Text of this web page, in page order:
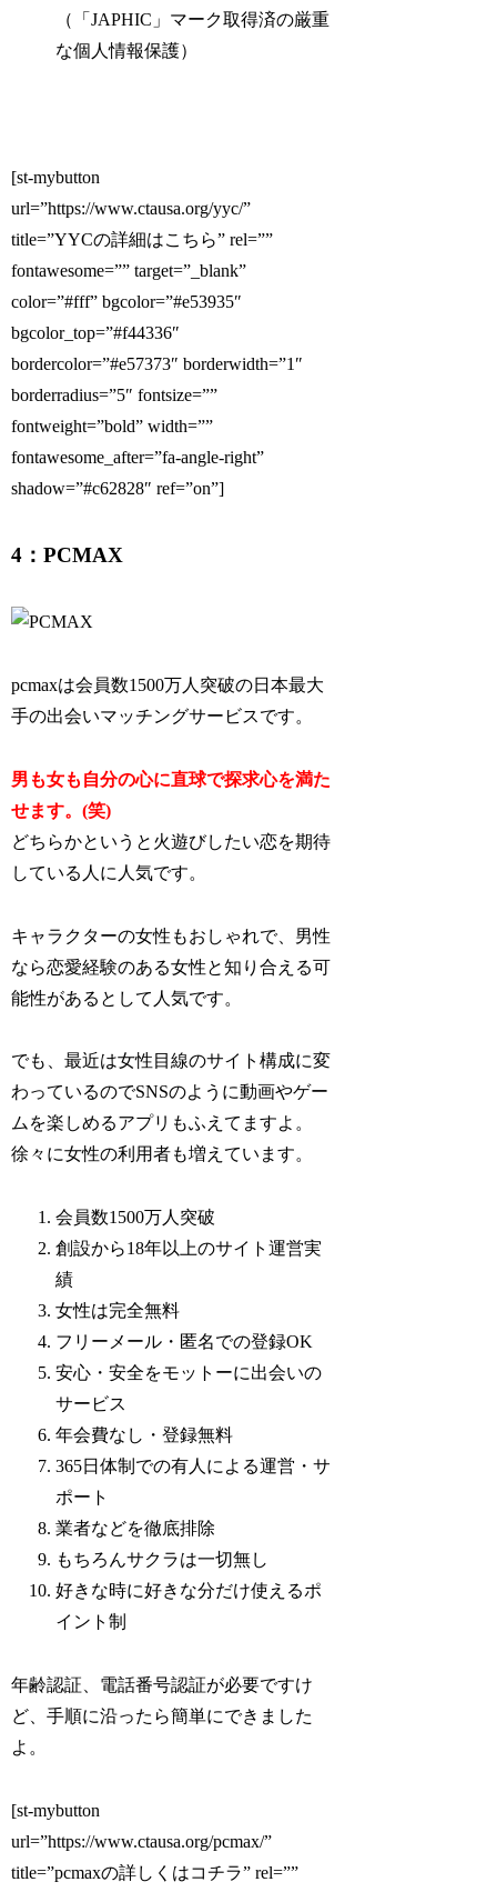
（「JAPHIC」マーク取得済の厳重
な個人情報保護）
[st-mybutton
url=”https://www.ctausa.org/yyc/”
title=”YYCの詳細はこちら” rel=””
fontawesome=”” target=”_blank”
color=”#fff” bgcolor=”#e53935″
bgcolor_top=”#f44336″
bordercolor=”#e57373″ borderwidth=”1″
borderradius=”5″ fontsize=””
fontweight=”bold” width=””
fontawesome_after=”fa-angle-right”
shadow=”#c62828″ ref=”on”]
4：PCMAX
pcmaxは会員数1500万人突破の日本最大
手の出会いマッチングサービスです。
男も女も自分の心に直球で探求心を満た
せます。(笑)
どちらかというと火遊びしたい恋を期待
している人に人気です。
キャラクターの女性もおしゃれで、男性
なら恋愛経験のある女性と知り合える可
能性があるとして人気です。
でも、最近は女性目線のサイト構成に変
わっているのでSNSのように動画やゲー
ムを楽しめるアプリもふえてますよ。
徐々に女性の利用者も増えています。
会員数1500万人突破
創設から18年以上のサイト運営実
績
女性は完全無料
フリーメール・匿名での登録OK
安心・安全をモットーに出会いの
サービス
年会費なし・登録無料
365日体制での有人による運営・サ
ポート
業者などを徹底排除
もちろんサクラは一切無し
好きな時に好きな分だけ使えるポ
イント制
年齢認証、電話番号認証が必要ですけ
ど、手順に沿ったら簡単にできました
よ。
[st-mybutton
url=”https://www.ctausa.org/pcmax/”
title=”pcmaxの詳しくはコチラ” rel=””